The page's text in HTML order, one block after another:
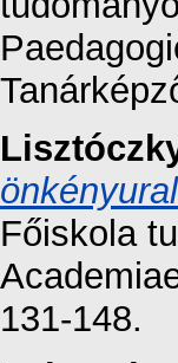
Főiskola
131-148.